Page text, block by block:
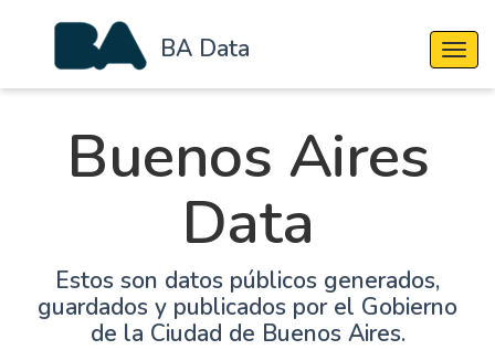
BA Data
Buenos Aires
Data
Estos son datos públicos generados,
guardados y publicados por el Gobierno
de la Ciudad de Buenos Aires.